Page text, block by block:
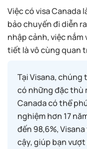
Việc có visa Canada
bảo chuyến đi diễn
nhập cảnh, việc
tiết là vô cùng quan
Tại Visana, chúng
có những đặc thù
Canada có thể
nghiệm hơn 17
đến 98,6%,
cậy, giúp bạn